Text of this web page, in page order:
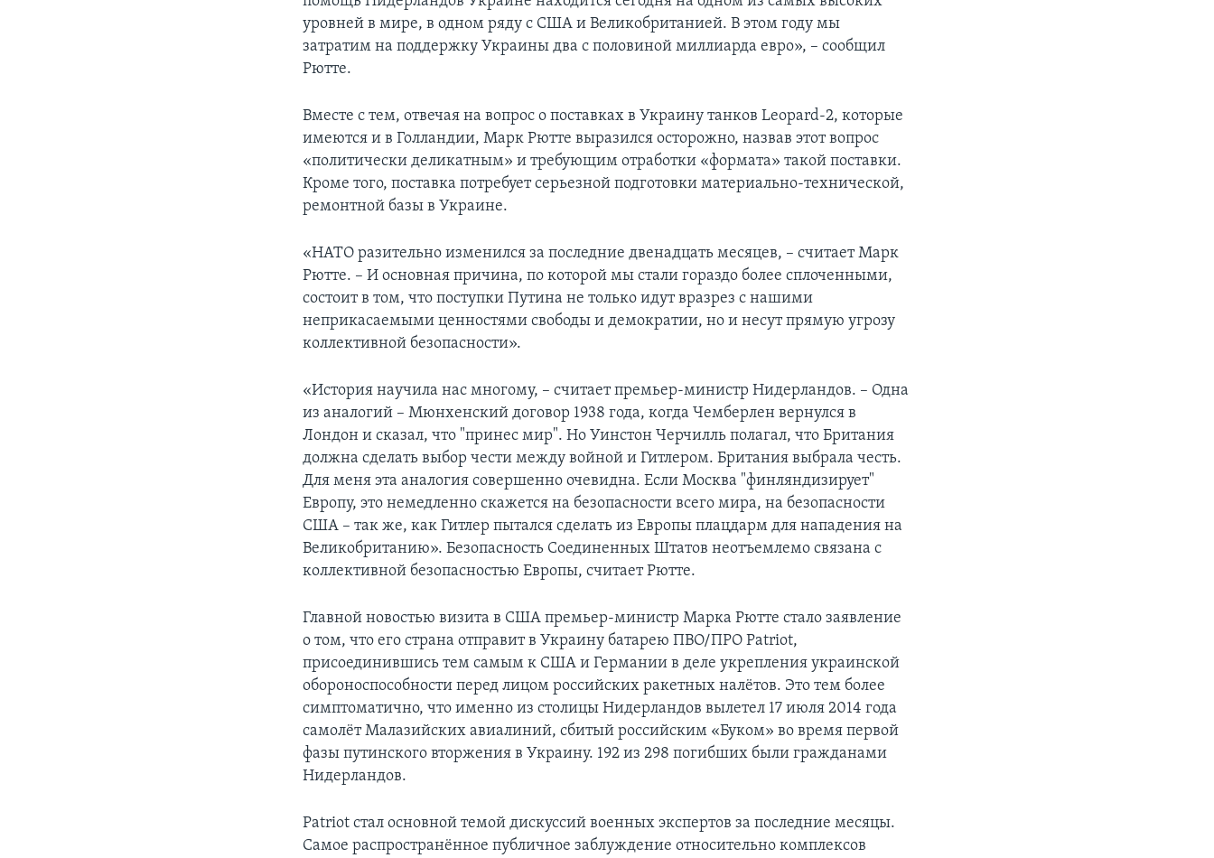
уровней в мире, в одном ряду с США и Великобританией. В этом году мы
затратим на поддержку Украины два с половиной миллиарда евро», – сообщил
Рютте.
Вместе с тем, отвечая на вопрос о поставках в Украину танков Leopard-2, которые
имеются и в Голландии, Марк Рютте выразился осторожно, назвав этот вопрос
«политически деликатным» и требующим отработки «формата» такой поставки.
Кроме того, поставка потребует серьезной подготовки материально-технической,
ремонтной базы в Украине.
«НАТО разительно изменился за последние двенадцать месяцев, – считает Марк
Рютте. – И основная причина, по которой мы стали гораздо более сплоченными,
состоит в том, что поступки Путина не только идут вразрез с нашими
неприкасаемыми ценностями свободы и демократии, но и несут прямую угрозу
коллективной безопасности».
«История научила нас многому, – считает премьер-министр Нидерландов. – Одна
из аналогий – Мюнхенский договор 1938 года, когда Чемберлен вернулся в
Лондон и сказал, что "принес мир". Но Уинстон Черчилль полагал, что Британия
должна сделать выбор чести между войной и Гитлером. Британия выбрала честь.
Для меня эта аналогия совершенно очевидна. Если Москва "финляндизирует"
Европу, это немедленно скажется на безопасности всего мира, на безопасности
США – так же, как Гитлер пытался сделать из Европы плацдарм для нападения на
Великобританию». Безопасность Соединенных Штатов неотъемлемо связана с
коллективной безопасностью Европы, считает Рютте.
Главной новостью визита в США премьер-министр Марка Рютте стало заявление
о том, что его страна отправит в Украину батарею ПВО/ПРО Patriot,
присоединившись тем самым к США и Германии в деле укрепления украинской
обороноспособности перед лицом российских ракетных налётов. Это тем более
симптоматично, что именно из столицы Нидерландов вылетел 17 июля 2014 года
самолёт Малазийских авиалиний, сбитый российским «Буком» во время первой
фазы путинского вторжения в Украину. 192 из 298 погибших были гражданами
Нидерландов.
Patriot стал основной темой дискуссий военных экспертов за последние месяцы.
Самое распространённое публичное заблуждение относительно комплексов